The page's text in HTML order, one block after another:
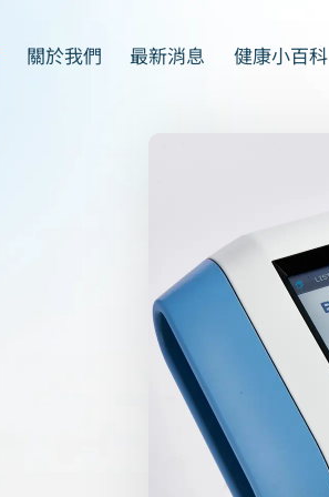
關於我們
服務流程介紹
最新消息 健康小百科
見證案例